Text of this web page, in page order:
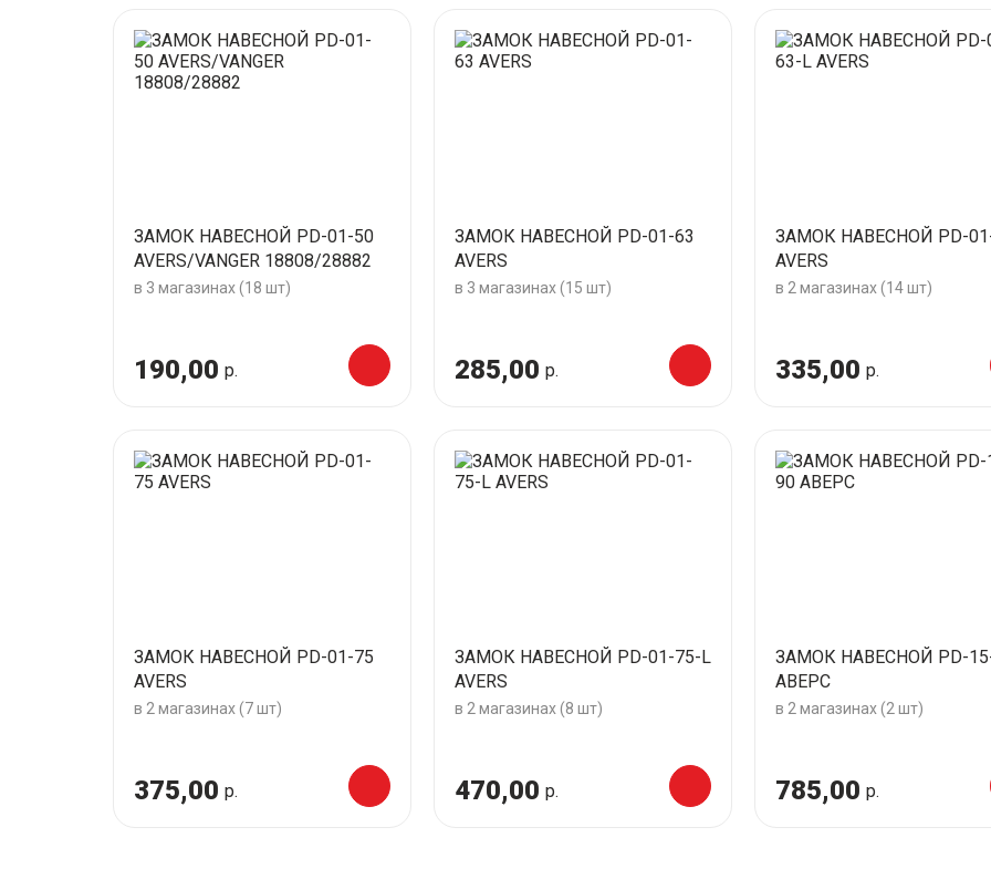
ЗАМОК НАВЕСНОЙ PD-01-50
AVERS/VANGER 18808/28882
в 3 магазинах (18 шт)
190,00 р.
ЗАМОК НАВЕСНОЙ PD-01-63
AVERS
в 3 магазинах (15 шт)
285,00 р.
ЗАМОК НАВЕСНОЙ PD-
AVERS
в 2 магазинах (14 шт)
335,00 р.
ЗАМОК НАВЕСНОЙ PD-01-75
AVERS
в 2 магазинах (7 шт)
375,00 р.
ЗАМОК НАВЕСНОЙ PD-01-75-L
AVERS
в 2 магазинах (8 шт)
470,00 р.
ЗАМОК НАВЕСНОЙ PD-
АВЕРС
в 2 магазинах (2 шт)
785,00 р.